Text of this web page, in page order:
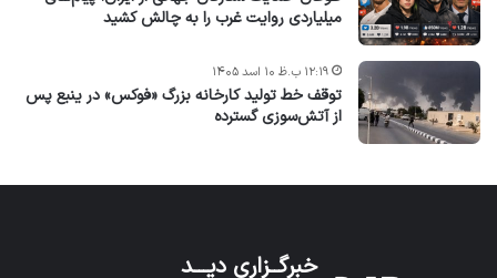
میلیاردی روایت غرب را به چالش کشید
توقف خط تولید کارخانه بزرگ «فوکس» در ینبع پس
از آتش‌سوزی گسترده
۱۲:۱۹ ب.ظ ۱۰ اسد ۱۴۰۵
خبرگــزاری دیـــد